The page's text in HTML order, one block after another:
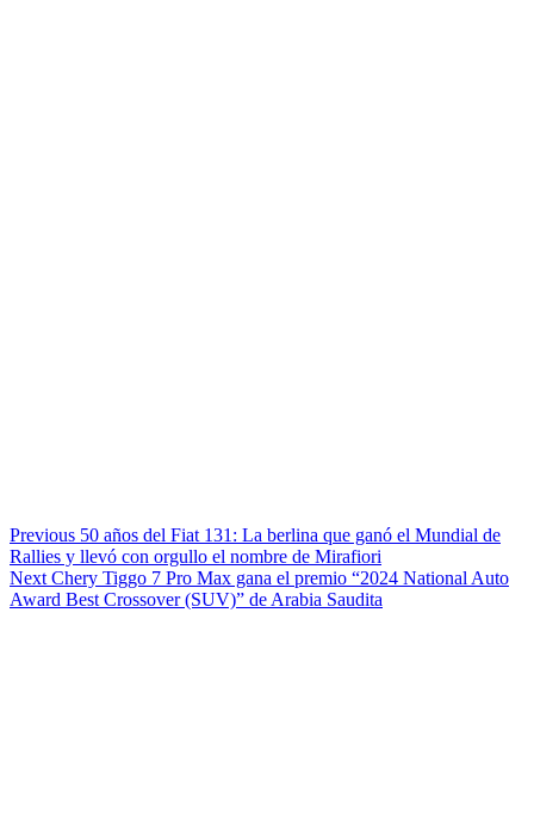
Continue
Reading
Previous 50 años del Fiat 131: La berlina que ganó el Mundial de
Rallies y llevó con orgullo el nombre de Mirafiori
NextChery Tiggo 7 Pro Max gana el premio “2024 National Auto
Award Best Crossover (SUV)” de Arabia Saudita